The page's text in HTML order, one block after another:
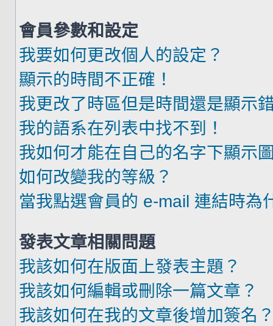
會員參數和設定
我要如何更改個人的設定？
顯示的時間不正確！
我更改了時區但是時間還是顯示
我的語系在列表中找不到！
我如何才能在自己的名字下顯示
如何改變我的等級？
當我點選會員的 e-mail 連結時為
發表文章相關問題
我該如何在版面上發表主題？
我該如何編輯或刪除一篇文章？
我該如何在我的文章後增加簽名